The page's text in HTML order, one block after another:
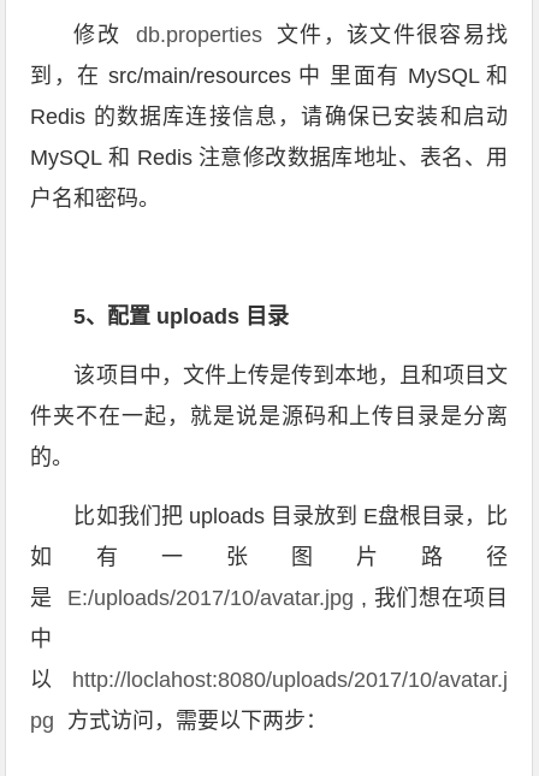
修改 db.properties
文件，该文件很容易找
到，在 src/main/resources 中 里面有 MySQL 和
Redis 的数据库连接信息，请确保已安装和启动
MySQL 和 Redis 注意修改数据库地址、表名、用
户名和密码。
5、配置 uploads 目录
该项目中，文件上传是传到本地，且和项目文
件夹不在一起，就是说是源码和上传目录是分离
的。
比如我们把 uploads 目录放到 E盘根目录，比
如有一张图片路径
是
E:/uploads/2017/10/avatar.jpg , 我们想在项目
中
以
http://loclahost:8080/uploads/2017/10/avatar.j
pg
方式访问，需要以下两步：